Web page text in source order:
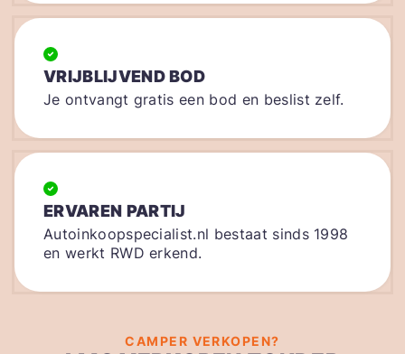
VRIJBLIJVEND BOD
Je ontvangt gratis een bod en beslist zelf.
ERVAREN PARTIJ
Autoinkoopspecialist.nl bestaat sinds 1998
en werkt RWD erkend.
CAMPER VERKOPEN?